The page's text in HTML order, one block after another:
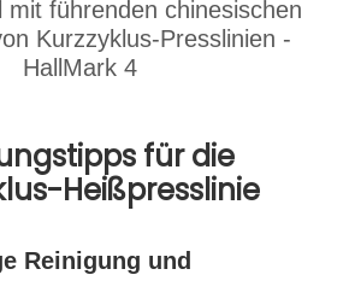
für die
Heißpresslinie
Reinigung und